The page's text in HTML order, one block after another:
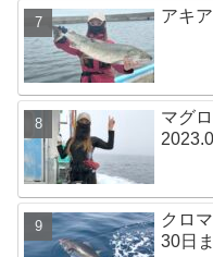
アキ
マグ
クロ
30日